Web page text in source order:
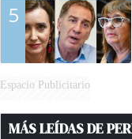
5
Espacio Publicitario
MÁS LEÍDAS DE